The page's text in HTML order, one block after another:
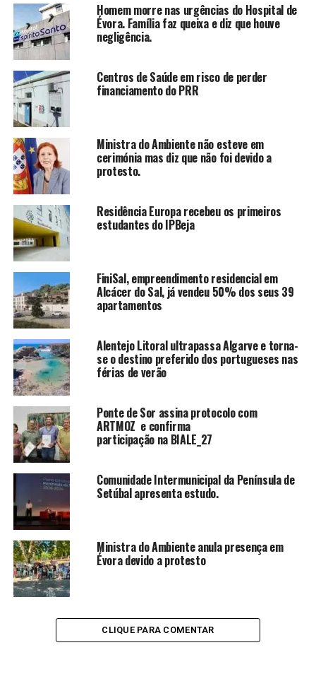
Homem morre nas urgências do Hospital de
Évora. Família faz queixa e diz que houve
negligência.
Centros de Saúde em risco de perder
financiamento do PRR
Ministra do Ambiente não esteve em
cerimónia mas diz que não foi devido a
protesto.
Residência Europa recebeu os primeiros
estudantes do IPBeja
FiniSal, empreendimento residencial em
Alcácer do Sal, já vendeu 50% dos seus 39
apartamentos
Alentejo Litoral ultrapassa Algarve e torna-
se o destino preferido dos portugueses nas
férias de verão
Ponte de Sor assina protocolo com
ARTMOZ e confirma
participação na BIALE_27
Comunidade Intermunicipal da Península de
Setúbal apresenta estudo.
Ministra do Ambiente anula presença em
Évora devido a protesto
CLIQUE PARA COMENTAR